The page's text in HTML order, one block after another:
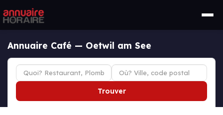
Annuaire Café — Oetwil am See
Trouver